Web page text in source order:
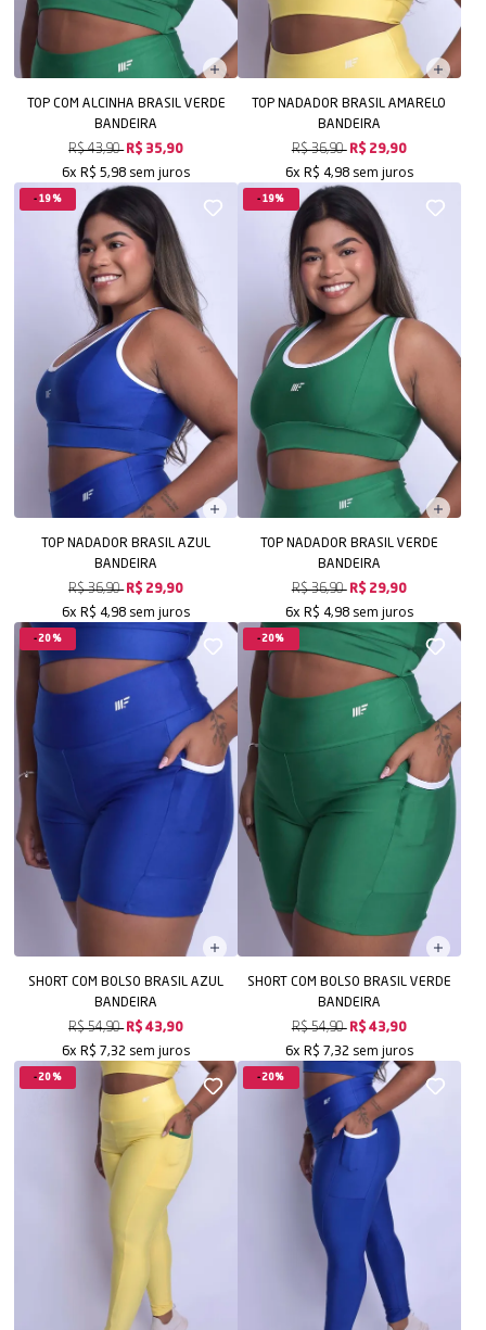
TOP COM ALCINHA BRASIL VERDE
BANDEIRA
R$ 43,90 R$ 35,90
6x R$ 5,98 sem juros
TOP NADADOR BRASIL AMARELO
BANDEIRA
R$ 36,90 R$ 29,90
6x R$ 4,98 sem juros
19%
TOP NADADOR BRASIL AZUL
BANDEIRA
R$ 36,90 R$ 29,90
6x R$ 4,98 sem juros
19%
TOP NADADOR BRASIL VERDE
BANDEIRA
R$ 36,90 R$ 29,90
6x R$ 4,98 sem juros
20%
SHORT COM BOLSO BRASIL AZUL
BANDEIRA
R$ 54,90 R$ 43,90
6x R$ 7,32 sem juros
20%
SHORT COM BOLSO BRASIL VERDE
BANDEIRA
R$ 54,90 R$ 43,90
6x R$ 7,32 sem juros
20% 20%